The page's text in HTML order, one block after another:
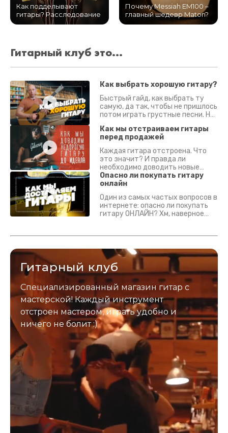
Как подделывают
гитары? Расследование
Почему Messiah EM100 –
главный шедевр Maton?
Гитарный клуб это...
Как выбрать хорошую гитару?
Быстрый гайд, как выбрать ту
самую, да так, чтобы не пришлось
потом играть грустные песни. На
Как мы отстраиваем гитары
перед продажей
Каждая гитара отстроена. Что
это значит? И правда ли
необходимо доводить новые
гитары? Если кратко - да.
Подробно - в видео :)
Опасно ли покупать гитару
онлайн
Один из самых частых вопросов в
интернете: опасно ли покупать
гитару ОНЛАЙН? Хм, наверное
застрахован. Случись что -
Гитарный клуб
Специализированный магазин гитар с
мастерской! Каждый инструмент
отстроен мастером, играть удобно и
ничего не болит :)